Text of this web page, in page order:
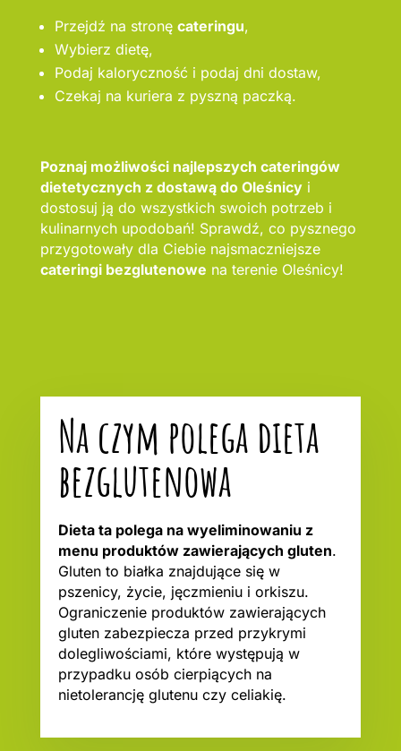
Przejdź na stronę cateringu,
Wybierz dietę,
Podaj kaloryczność i podaj dni dostaw,
Czekaj na kuriera z pyszną paczką.
Poznaj możliwości najlepszych cateringów
dietetycznych z dostawą do Oleśnicyi
dostosuj ją do wszystkich swoich potrzeb i
kulinarnych upodobań! Sprawdź, co pysznego
przygotowały dla Ciebie najsmaczniejsze
cateringi bezglutenowe na terenie Oleśnicy!
Na czym polega dieta
bezglutenowa
Dieta ta polega na wyeliminowaniu z
menu produktów zawierających gluten.
Gluten to białka znajdujące się w
pszenicy, życie, jęczmieniu i orkiszu.
Ograniczenie produktów zawierających
gluten zabezpiecza przed przykrymi
dolegliwościami, które występują w
przypadku osób cierpiących na
nietolerancję glutenu czy celiakię.